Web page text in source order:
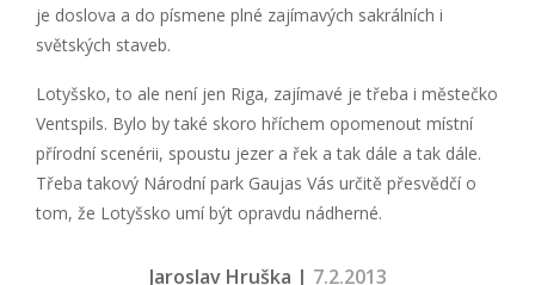
je doslova a do písmene plné zajímavých sakrálních i
světských staveb.
Lotyšsko, to ale není jen Riga, zajímavé je třeba i městečko
Ventspils. Bylo by také skoro hříchem opomenout místní
přírodní scenérii, spoustu jezer a řek a tak dále a tak dále.
Třeba takový Národní park Gaujas Vás určitě přesvědčí o
tom, že Lotyšsko umí být opravdu nádherné.
Jaroslav Hruška | 7.2.2013